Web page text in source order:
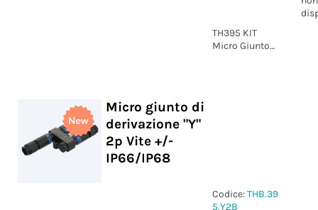
TH395 KIT
Micro Giunto
Micro giunto di
derivazione "Y"
2p Vite +/-
IP66/IP68
Codice:THB.39
5.Y2B